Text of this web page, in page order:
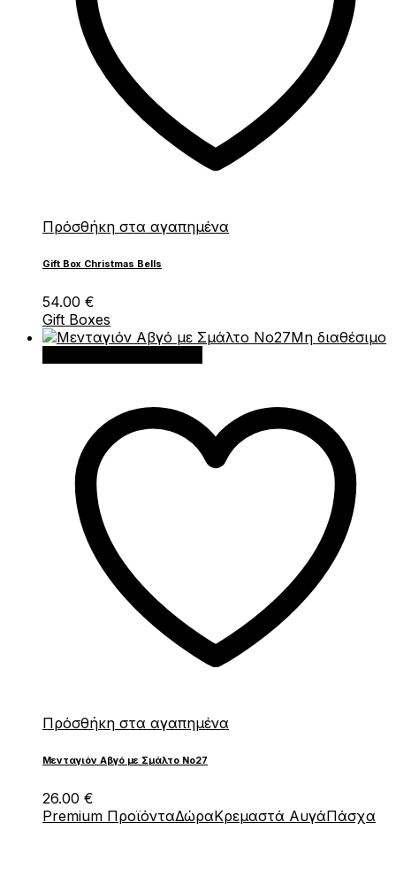
Πρόσθήκη στα αγαπημένα
Gift Box Christmas Bells
54.00 €
Gift Boxes
Μη διαθέσιμο
Πρόσθήκη στα αγαπημένα
Μενταγιόν Αβγό με Σμάλτο Νο27
26.00 €
Premium ΠροϊόνταΔώραΚρεμαστά ΑυγάΠάσχα